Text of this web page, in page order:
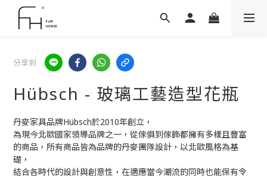
分享到
Hübsch - 玻璃工藝造型花瓶
丹麥家具品牌Hübsch於2010年創立，
為現今北歐國家領導品牌之一，從傢俱到傢飾都擁有多樣且豐富
的商品，所有商品皆為品牌的丹麥團隊設計，以北歐風格為基
礎，
結合各時代的設計與創意性，在適應當今潮流的同時也能保有令